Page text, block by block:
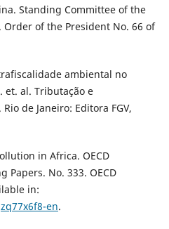
Standing Committee of the
of the President No. 66 of
ambiental no
et. al. Tributação e
de Janeiro: Editora FGV,
in Africa. OECD
Papers. No. 333. OECD
in:
en.